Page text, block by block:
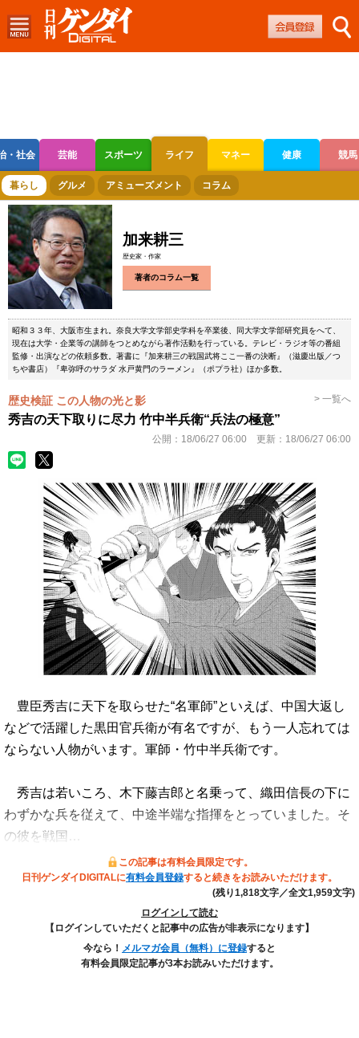
・社会 芸能 スポーツ ライフ マネー 健康 競馬
ボートレース 競輪 オートレース
暮らし グルメ アミューズメント コラム
加来耕三
歴史家・作家
著者のコラム一覧
昭和３３年、大阪市生まれ。奈良大学文学部史学科を卒業後、同大学文学部研究員をへて、
現在は大学・企業等の講師をつとめながら著作活動を行っている。テレビ・ラジオ等の番組
監修・出演などの依頼多数。著書に『加来耕三の戦国武将ここ一番の決断』（滋慶出版／つ
ちや書店）『卑弥呼のサラダ 水戸黄門のラーメン』（ポプラ社）ほか多数。
歴史検証 この人物の光と影 > 一覧へ
秀吉の天下取りに尽力 竹中半兵衛“兵法の極意”
公開： 18/06/27 06:00 更新： 18/06/27 06:00
豊臣秀吉に天下を取らせた“名軍師”といえば、中国大返し
などで活躍した黒田官兵衛が有名ですが、もう一人忘れては
ならない人物がいます。軍師・竹中半兵衛です。
秀吉は若いころ、木下藤吉郎と名乗って、織田信長の下に
わずかな兵を従えて、中途半端な指揮をとっていました。そ
の彼を戦国…
この記事は有料会員限定です。
日刊ゲンダイDIGITALに有料会員登録すると続きをお読みいただけます。
(残り1,818文字／全文1,959文字)
ログインして読む
【ログインしていただくと記事中の広告が非表示になります】
今なら！ メルマガ会員（無料）に登録すると
有料会員限定記事が3本お読みいただけます。